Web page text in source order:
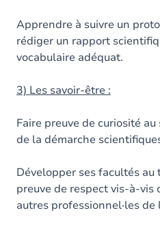
Apprendre à suivre un
rédiger un rapport
vocabulaire adéquat.
3) Les savoir-être :
Faire preuve de curiosité
de la démarche
Développer ses facultés au
preuve de respect vis-à-vis
autres professionnel·les de